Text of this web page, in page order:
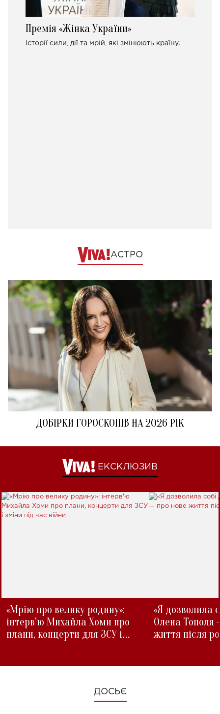
Премія «Жінка України»
Історії сили, дії та мрій, які змінюють країну.
АСТРО
ДОБІРКИ ГОРОСКОПІВ НА 2026 РІК
ЕКСКЛЮЗИВ
«Мрію про велику родину»:
інтерв'ю Михайла Хоми про
плани, концерти для ЗСУ і
«Я дозволила
Олена Тополя
життя після
ДОСЬЄ